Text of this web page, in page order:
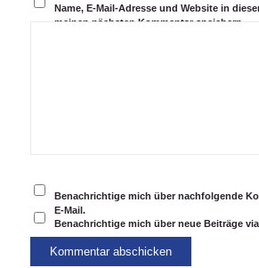
Name, E-Mail-Adresse und Website in
meinen nächsten Kommentar speichern.
Benachrichtige mich über nachfolgende
E-Mail.
Benachrichtige mich über neue Beiträge